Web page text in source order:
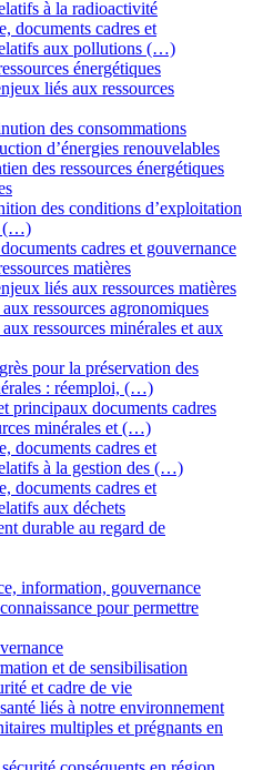
à la radioactivité
documents cadres et
aux pollutions (…)
énergétiques
liés aux ressources
des consommations
d’énergies renouvelables
des ressources énergétiques
des conditions d’exploitation
(…)
cadres et gouvernance
matières
liés aux ressources matières
ressources agronomiques
ressources minérales et aux
pour la préservation des
: réemploi, (…)
principaux documents cadres
minérales et (…)
documents cadres et
à la gestion des (…)
documents cadres et
aux déchets
durable au regard de
information, gouvernance
pour permettre
et de sensibilisation
et cadre de vie
liés à notre environnement
multiples et prégnants en